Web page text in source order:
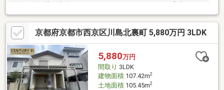
遊べる人工芝の庭付き♪４）２つのワイドバルコニーで家事もしや
すい♪５）洗面所も２つで忙しい朝も混み合わない♪《充実設備》
システムキッチン・浄水器・ウォシュレット付トイレ・TVモニタ
付インターホン・三面鏡洗面台・浴室乾燥機・浴室暖房・食洗
機・太陽光発電システム『～内覧予約受付中～』＼【075-392-
5555】迄お気軽に電話ください！／◆ご案内方法事前にご連絡を
頂き、日程調整をさせてご内覧をして頂きます。
京都府京都市西京区川島北裏町 5,880万円 3LDK
5,880万円
間取り 3LDK
建物面積107.42m2
土地面積105.45m2